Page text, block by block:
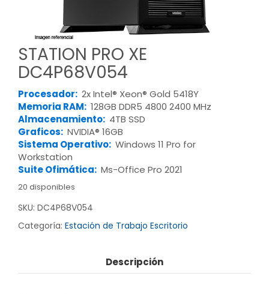
STATION PRO XE
DC4P68V054
Procesador: 2x Intel® Xeon® Gold 5418Y
Memoria RAM: 128GB DDR5 4800 2400 MHz
Almacenamiento: 4TB SSD
Graficos: NVIDIA® 16GB
Sistema Operativo: Windows 11 Pro for
Workstation
Suite Ofimática: Ms-Office Pro 2021
20 disponibles
SKU: DC4P68V054
Categoría: Estación de Trabajo Escritorio
Descripción